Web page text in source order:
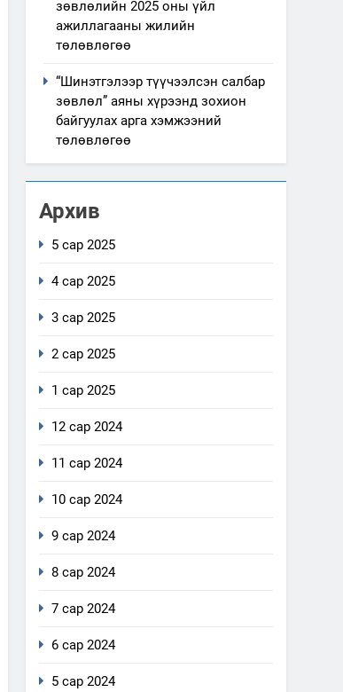
зөвлөлийн 2025 оны үйл
ажиллагааны жилийн
төлөвлөгөө
“Шинэтгэлээр түүчээлсэн салбар
зөвлөл” аяны хүрээнд зохион
байгуулах арга хэмжээний
төлөвлөгөө
Архив
5 сар 2025
4 сар 2025
3 сар 2025
2 сар 2025
1 сар 2025
12 сар 2024
11 сар 2024
10 сар 2024
9 сар 2024
8 сар 2024
7 сар 2024
6 сар 2024
5 сар 2024